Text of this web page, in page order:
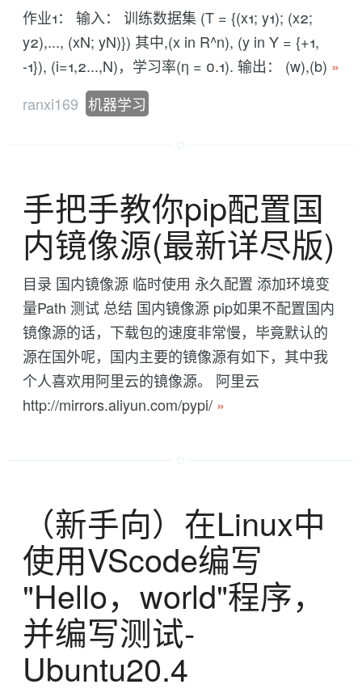
作业1： 输入： 训练数据集 (T = {(x1; y1); (x2;
y2),..., (xN; yN)}) 其中,(x in R^n), (y in Y = {+1,
-1}), (i=1,2...,N)，学习率(η = 0.1). 输出： (w),(b) »
ranxi169 机器学习
手把手教你pip配置国
内镜像源(最新详尽版)
目录 国内镜像源 临时使用 永久配置 添加环境变
量Path 测试 总结 国内镜像源 pip如果不配置国内
镜像源的话，下载包的速度非常慢，毕竟默认的
源在国外呢，国内主要的镜像源有如下，其中我
个人喜欢用阿里云的镜像源。 阿里云
http://mirrors.aliyun.com/pypi/ »
（新手向）在Linux中
使用VScode编写
"Hello，world"程序，
并编写测试-
Ubuntu20.4